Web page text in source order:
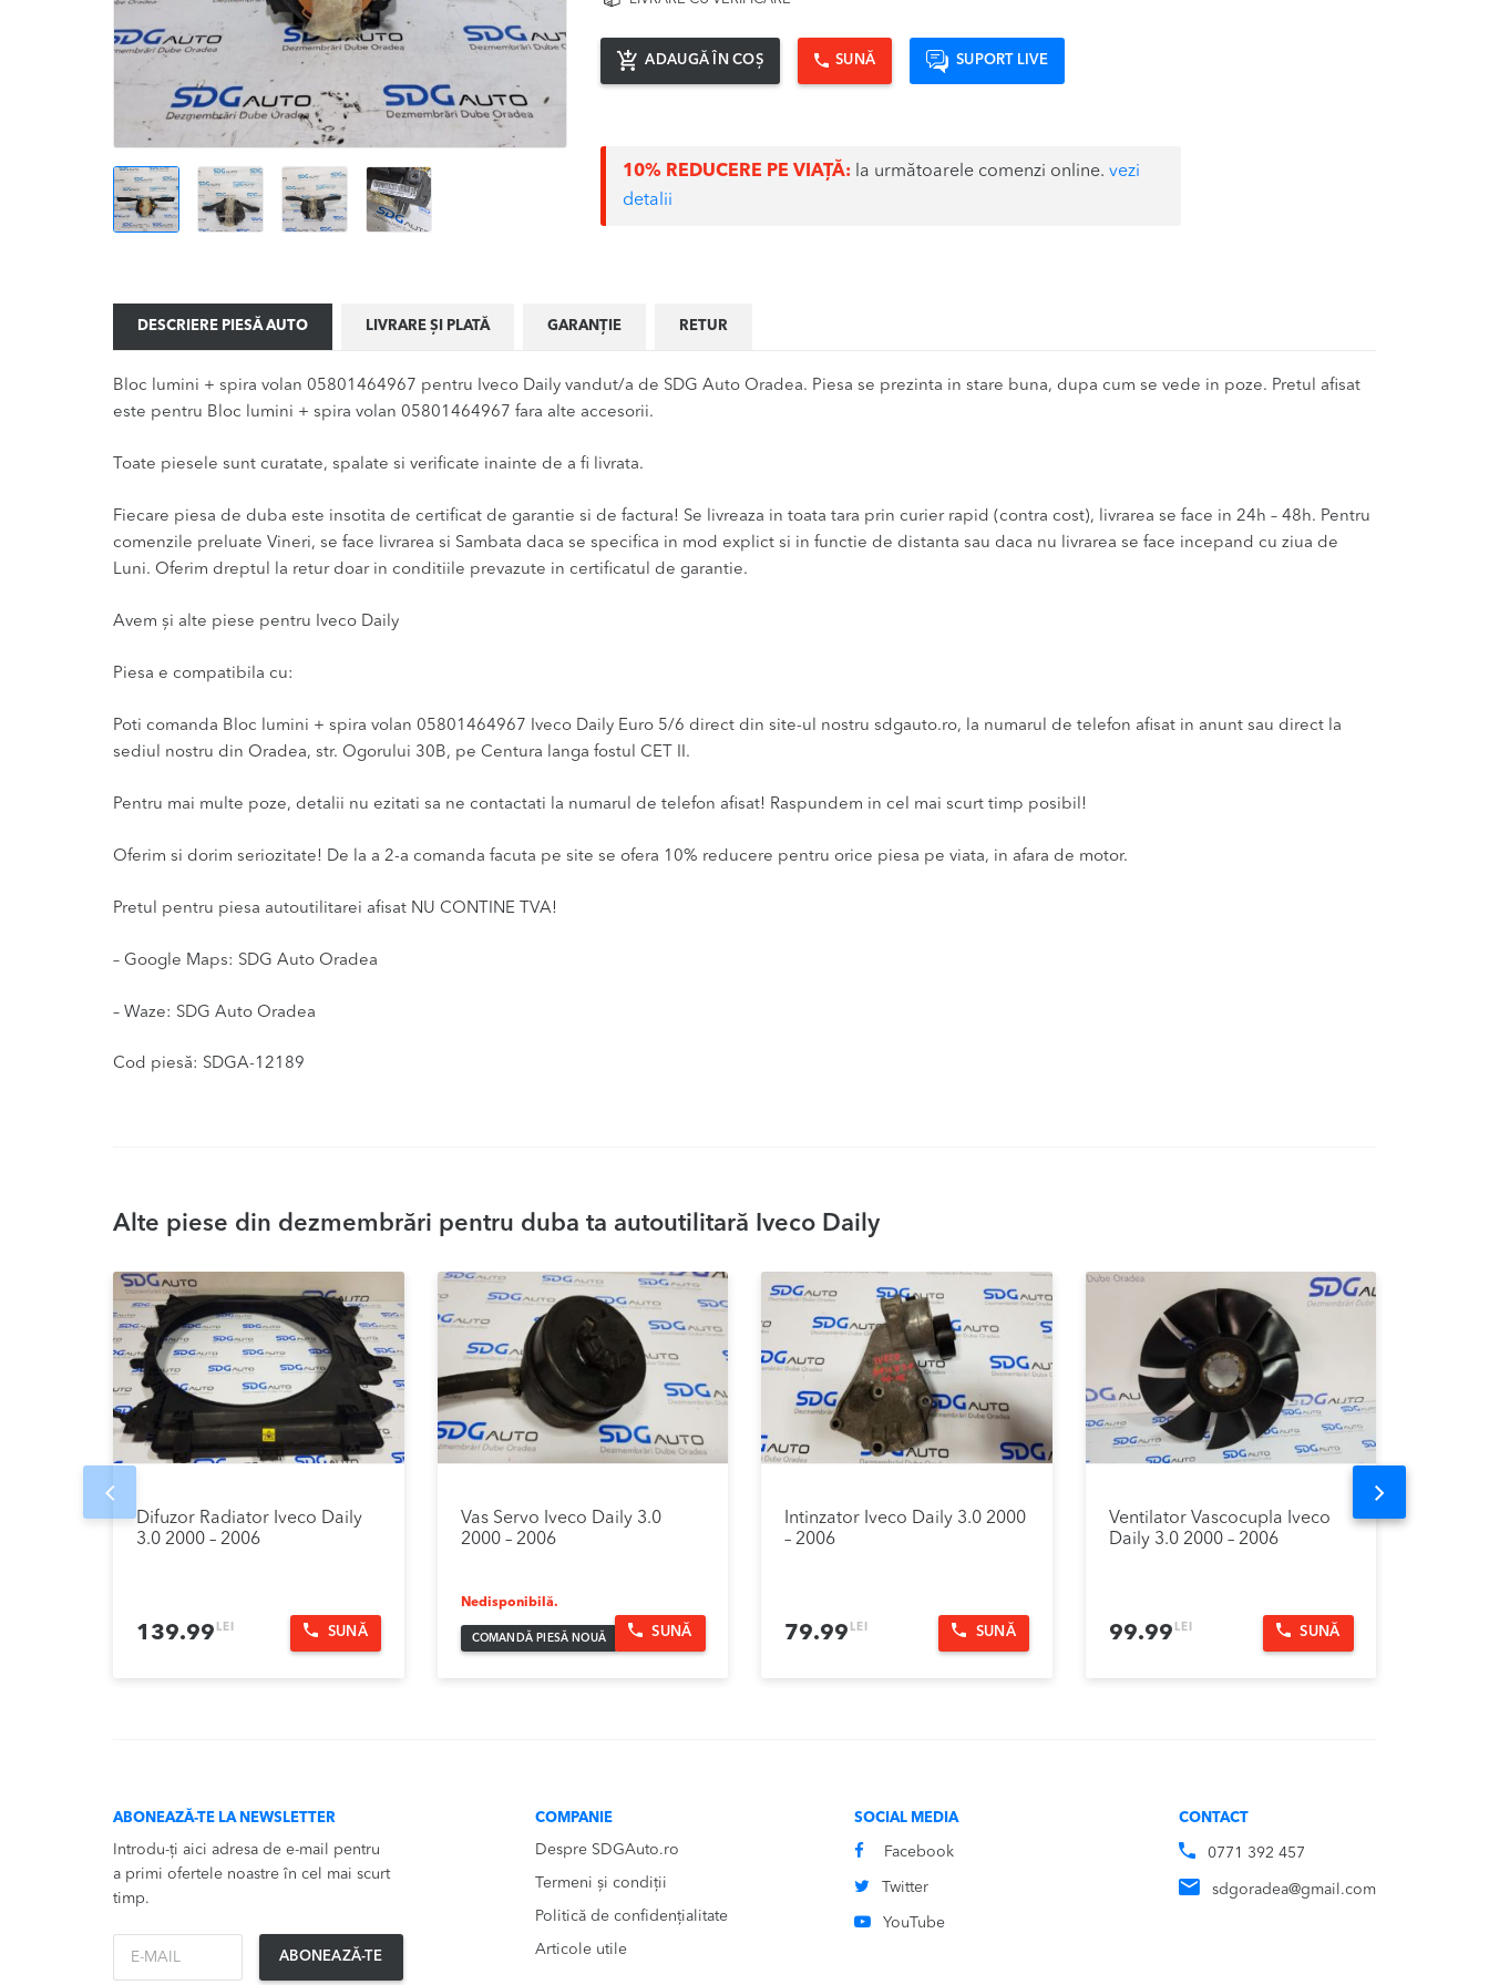
ADAUGĂ ÎN COȘ SUNĂ SUPORT LIVE
10% REDUCERE PE VIAȚĂ: la următoarele comenzi online.vezi
detalii
DESCRIERE PIESĂ AUTO LIVRARE ȘI PLATĂ GARANȚIE RETUR
Bloc lumini + spira volan 05801464967 pentru Iveco Daily vandut/a de SDG Auto Oradea. Piesa se prezinta in stare buna, dupa cum se vede in poze. Pretul afisat
este pentru Bloc lumini + spira volan 05801464967 fara alte accesorii.
Toate piesele sunt curatate, spalate si verificate inainte de a fi livrata.
Fiecare piesa de duba este insotita de certificat de garantie si de factura! Se livreaza in toata tara prin curier rapid (contra cost), livrarea se face in 24h – 48h. Pentru
comenzile preluate Vineri, se face livrarea si Sambata daca se specifica in mod explict si in functie de distanta sau daca nu livrarea se face incepand cu ziua de
Luni. Oferim dreptul la retur doar in conditiile prevazute in certificatul de garantie.
Avem și alte piese pentru Iveco Daily
Piesa e compatibila cu:
Poti comanda Bloc lumini + spira volan 05801464967 Iveco Daily Euro 5/6 direct din site-ul nostru sdgauto.ro, la numarul de telefon afisat in anunt sau direct la
sediul nostru din Oradea, str. Ogorului 30B, pe Centura langa fostul CET II.
Pentru mai multe poze, detalii nu ezitati sa ne contactati la numarul de telefon afisat! Raspundem in cel mai scurt timp posibil!
Oferim si dorim seriozitate! De la a 2-a comanda facuta pe site se ofera 10% reducere pentru orice piesa pe viata, in afara de motor.
Pretul pentru piesa autoutilitarei afisat NU CONTINE TVA!
– Google Maps: SDG Auto Oradea
– Waze: SDG Auto Oradea
Cod piesă: SDGA-12189
Alte piese din dezmembrări pentru duba ta autoutilitară Iveco Daily
Difuzor Radiator Iveco Daily
3.0 2000 – 2006
139.99 LEI SUNĂ
Vas Servo Iveco Daily 3.0
2000 – 2006
Nedisponibilă.
COMANDĂ PIESĂ NOUĂ SUNĂ
Intinzator Iveco Daily 3.0 2000
– 2006
79.99 LEI SUNĂ
Ventilator Vascocupla Iveco
Daily 3.0 2000 – 2006
99.99 LEI SUNĂ
Prev Next
ABONEAZĂ-TE LA NEWSLETTER
Introdu-ți aici adresa de e-mail pentru
a primi ofertele noastre în cel mai scurt
timp.
ABONEAZĂ-TE
COMPANIE
Despre SDGAuto.ro
Termeni și condiții
Politică de confidențialitate
Articole utile
SOCIAL MEDIA
Facebook
Twitter
YouTube
CONTACT
0771 392 457
sdgoradea@gmail.com